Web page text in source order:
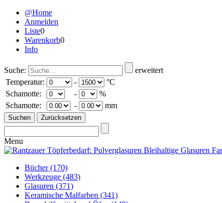
@Home
Anmelden
Liste0
Warenkorb0
Info
Suche:
erweitert
Temperatur:
-
°C
Schamotte:
-
%
Schamotte:
- mm
Menu
Bücher(170)
Werkzeuge (483)
Glasuren (371)
Keramische Malfarben (341)